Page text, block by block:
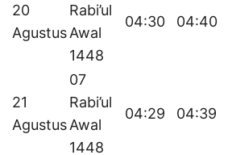
20
Agustus
Rabi’ul
Awal
1448
04:30 04:40
21
Agustus
07
Rabi’ul
Awal
1448
04:29 04:39